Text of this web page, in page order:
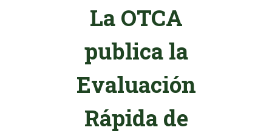
La OTCA
publica la
Evaluación
Rápida de